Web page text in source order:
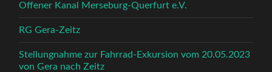
Offener Kanal Merseburg-Querfurt e.V.
RG Gera-Zeitz
Stellungnahme zur Fahrrad-Exkursion vom 20.05.2023
von Gera nach Zeitz